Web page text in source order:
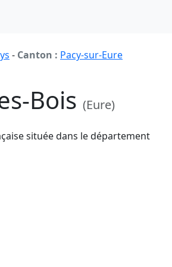
- Canton : Pacy-sur-Eure
Bois(Eure)
située dans le département